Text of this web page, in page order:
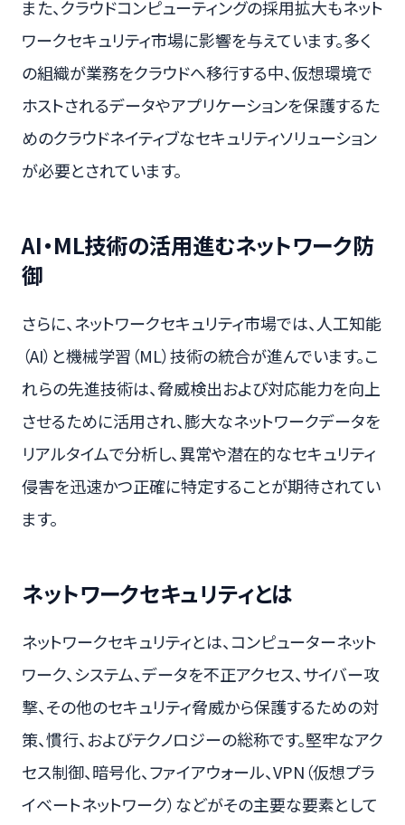
また、クラウドコンピューティングの採用拡大もネット
ワークセキュリティ市場に影響を与えています。多く
の組織が業務をクラウドへ移行する中、仮想環境で
ホストされるデータやアプリケーションを保護するた
めのクラウドネイティブなセキュリティソリューション
が必要とされています。
AI・ML技術の活用進むネットワーク防
御
さらに、ネットワークセキュリティ市場では、人工知能
（AI）と機械学習（ML）技術の統合が進んでいます。こ
れらの先進技術は、脅威検出および対応能力を向上
させるために活用され、膨大なネットワークデータを
リアルタイムで分析し、異常や潜在的なセキュリティ
侵害を迅速かつ正確に特定することが期待されてい
ます。
ネットワークセキュリティとは
ネットワークセキュリティとは、コンピューターネット
ワーク、システム、データを不正アクセス、サイバー攻
撃、その他のセキュリティ脅威から保護するための対
策、慣行、およびテクノロジーの総称です。堅牢なアク
セス制御、暗号化、ファイアウォール、VPN（仮想プラ
イベートネットワーク）などがその主要な要素として